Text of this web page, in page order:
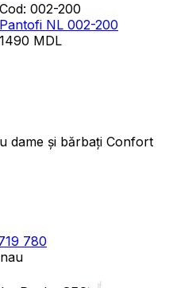
Cod: 002-200
Pantofi NL 002-200
1490 MDL
dame și bărbați Confort
780